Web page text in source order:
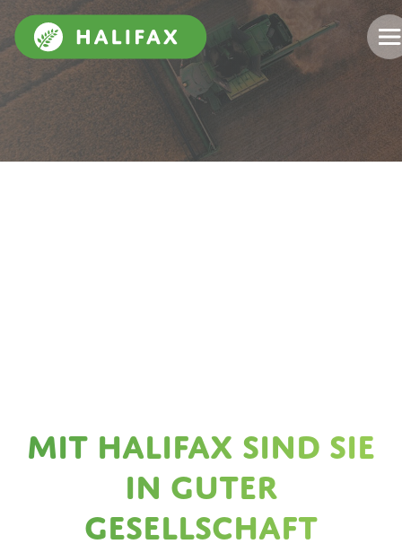
Mit Halifax sind Sie
in guter
Gesellschaft